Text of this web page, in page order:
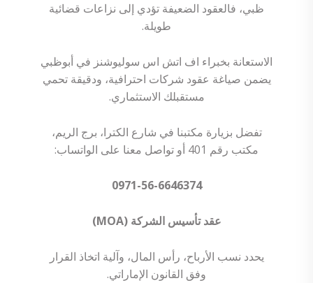
ظبي، فالعقود الضعيفة تؤدي إلى نزاعات قضائية
طويلة.
الاستعانة بخبراء اف اتش اس سوليوشنز في أبوظبي
يضمن صياغة عقود شركات احترافية، ودقيقة تحمي
مستقبلك الاستثماري.
تفضل بزيارة مكتبنا في شارع الكترا، برج الريم،
مكتب رقم 401 أو تواصل معنا على الواتساب:
0971-56-6646374
عقد تأسيس الشركة (MOA)
يحدد نسب الأرباح، رأس المال، وآلية اتخاذ القرار
وفق القانون الإماراتي.